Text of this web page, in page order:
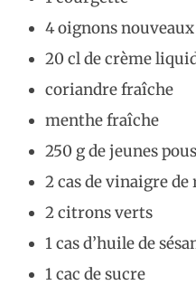
4 oignons nouveaux
20 cl de crème
coriandre fraîche
menthe fraîche
250 g de jeunes
2 cas de vinaigre de
2 citrons verts
1 cas d’huile de
1 cac de sucre